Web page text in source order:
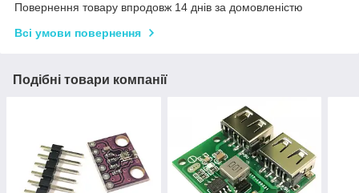
Повернення товару впродовж 14 днів за домовленістю
Всі умови повернення
Подібні товари компанії